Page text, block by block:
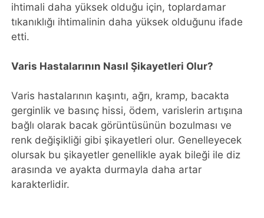
ihtimali daha yüksek olduğu için, toplardamar
tıkanıklığı ihtimalinin daha yüksek olduğunu ifade
etti.
Varis Hastalarının Nasıl Şikayetleri Olur?
Varis hastalarının kaşıntı, ağrı, kramp, bacakta
gerginlik ve basınç hissi, ödem, varislerin artışına
bağlı olarak bacak görüntüsünün bozulması ve
renk değişikliği gibi şikayetleri olur. Genelleyecek
olursak bu şikayetler genellikle ayak bileği ile diz
arasında ve ayakta durmayla daha artar
karakterlidir.